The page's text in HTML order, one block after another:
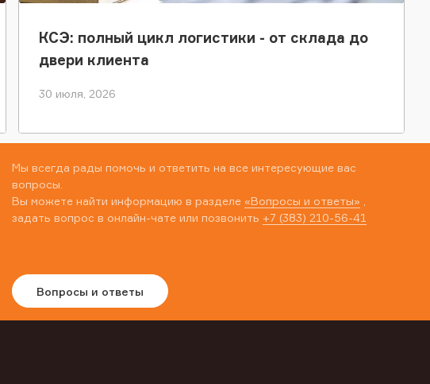
КСЭ: полный цикл логистики - от склада до
двери клиента
30 июля, 2026
Мы всегда рады помочь и ответить на все интересующие вас
вопросы.
Вы можете найти информацию в разделе «Вопросы и ответы»
задать вопрос в онлайн-чате или позвонить +7 (383) 210-56-41
Вопросы и ответы